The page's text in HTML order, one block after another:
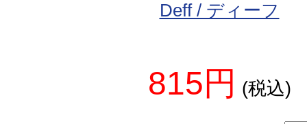
Deff / ディーフ
815円 (税込)